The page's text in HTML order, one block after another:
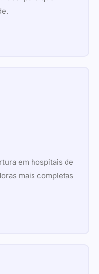
em hospitais de
mais completas